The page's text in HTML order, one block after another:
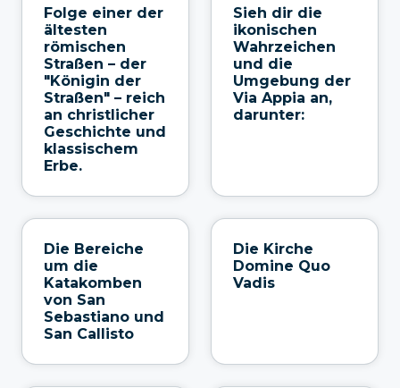
Folge einer der
ältesten
römischen
Straßen – der
"Königin der
Straßen" – reich
an christlicher
Geschichte und
klassischem
Erbe.
Sieh dir die
ikonischen
Wahrzeichen
und die
Umgebung der
Via Appia an,
darunter:
Die Bereiche
um die
Katakomben
von San
Sebastiano und
San Callisto
Die Kirche
Domine Quo
Vadis